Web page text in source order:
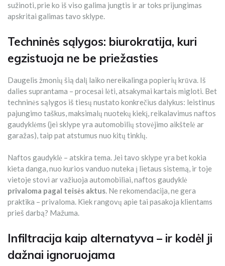
sužinoti, prie ko iš viso galima jungtis ir ar toks prijungimas
apskritai galimas tavo sklype.
Techninės sąlygos: biurokratija, kuri
egzistuoja ne be priežasties
Daugelis žmonių šią dalį laiko nereikalinga popierių krūva. Iš
dalies suprantama – procesai lėti, atsakymai kartais migloti. Bet
techninės sąlygos iš tiesų nustato konkrečius dalykus: leistinus
pajungimo taškus, maksimalų nuotekų kiekį, reikalavimus naftos
gaudyklėms (jei sklype yra automobilių stovėjimo aikštelė ar
garažas), taip pat atstumus nuo kitų tinklų.
Naftos gaudyklė – atskira tema. Jei tavo sklype yra bet kokia
kieta danga, nuo kurios vanduo nuteka į lietaus sistemą, ir toje
vietoje stovi ar važiuoja automobiliai, naftos gaudyklė
privaloma pagal teisės aktus. Ne rekomendacija, ne gera
praktika – privaloma. Kiek rangovų apie tai pasakoja klientams
prieš darbą? Mažuma.
Infiltracija kaip alternatyva – ir kodėl ji
dažnai ignoruojama